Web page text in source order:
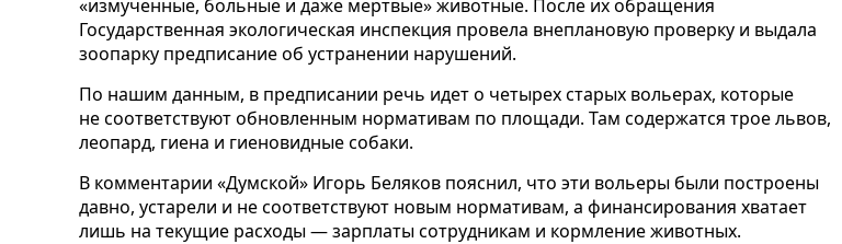
«измученные, больные и даже мертвые» животные. После их обращения
Государственная экологическая инспекция провела внеплановую проверку и выдала
зоопарку предписание об устранении нарушений.
По нашим данным, в предписании речь идет о четырех старых вольерах, которые
не соответствуют обновленным нормативам по площади. Там содержатся трое львов,
леопард, гиена и гиеновидные собаки.
В комментарии «Думской» Игорь Беляков пояснил, что эти вольеры были построены
давно, устарели и не соответствуют новым нормативам, а финансирования хватает
лишь на текущие расходы — зарплаты сотрудникам и кормление животных.